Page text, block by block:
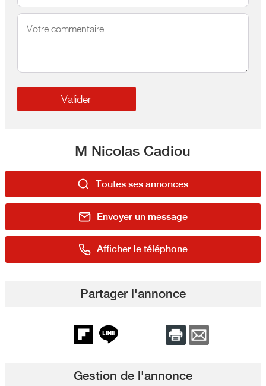
M Nicolas Cadiou
Toutes ses annonces
Envoyer un message
Afficher le téléphone
Partager l'annonce
Gestion de l'annonce